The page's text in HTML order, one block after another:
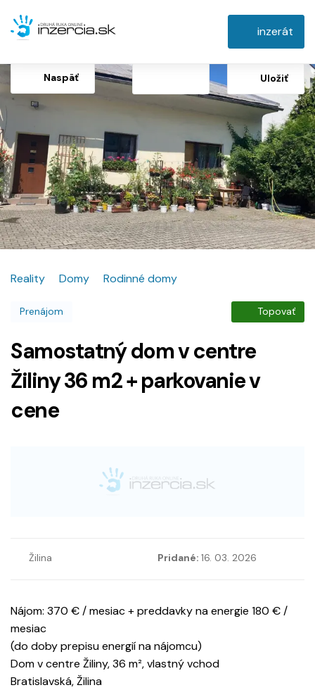
inzerát
Naspäť Uložiť
Reality Domy Rodinné domy
Prenájom Topovať
Samostatný dom v centre
Žiliny 36 m2 + parkovanie v
cene
Žilina Pridané: 16. 03. 2026
Nájom: 370 € / mesiac + preddavky na energie 180 € /
mesiac
(do doby prepisu energií na nájomcu)
Dom v centre Žiliny, 36 m², vlastný vchod
Bratislavská, Žilina